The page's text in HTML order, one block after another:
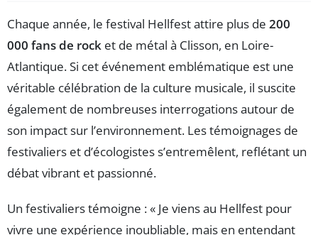
Chaque année, le festival Hellfest attire plus de 200
000 fans de rock et de métal à Clisson, en Loire-
Atlantique. Si cet événement emblématique est une
véritable célébration de la culture musicale, il suscite
également de nombreuses interrogations autour de
son impact sur l’environnement. Les témoignages de
festivaliers et d’écologistes s’entremêlent, reflétant un
débat vibrant et passionné.
Un festivaliers témoigne : « Je viens au Hellfest pour
vivre une expérience inoubliable, mais en entendant